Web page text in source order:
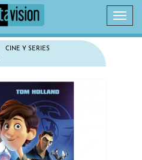
CINE Y SERIES